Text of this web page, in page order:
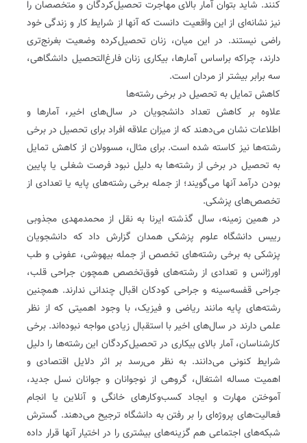
کنند. شاید بتوان آمار بالای مهاجرت تحصیل‌کردگان و متخصصان را
نیز نشانه‌ای از این واقعیت دانست که آنها از شرایط کار و زندگی خود
راضی نیستند. در این میان، زنان تحصیل‌کرده وضعیت بغرنج‌تری
دارند، چراکه براساس آمارها، بیکاری زنان فارغ‌التحصیل دانشگاهی،
سه برابر بیشتر از مردان است.
کاهش تمایل به تحصیل در برخی رشته‌ها
علاوه بر کاهش تعداد دانشجویان در سال‌های اخیر، آمارها و
اطلاعات نشان می‌دهند که از میزان علاقه افراد برای تحصیل در برخی
رشته‌ها نیز کاسته شده‌ است. برای مثال، مسوولان از کاهش تمایل
به تحصیل در برخی از رشته‌ها به دلیل نبود فرصت شغلی یا پایین
بودن درآمد آنها می‌گویند؛ از جمله برخی رشته‌های پایه یا تعدادی از
تخصص‌های پزشکی.
در همین زمینه، سال گذشته ایرنا به نقل از محمد‌مهدی مجذوبی
رییس دانشگاه علوم پزشکی همدان گزارش داد که دانشجویان
پزشکی به برخی رشته‌های تخصص‌ از جمله بیهوشی، عفونی و طب
اورژانس و تعدادی از رشته‌های فوق‌تخصص همچون جراحی قلب،
جراحی قفسه‌سینه و جراحی کودکان اقبال چندانی ندارند. همچنین
رشته‌های پایه مانند ریاضی و فیزیک، با وجود اهمیتی که از نظر
علمی دارند در سال‌های اخیر با استقبال زیادی مواجه نبوده‌اند. برخی
کارشناسان، آمار بالای بیکاری در تحصیل‌کردگان این رشته‌ها را دلیل
شرایط کنونی می‌دانند. به نظر می‌رسد بر اثر دلایل اقتصادی و
اهمیت مساله اشتغال، گروهی از نوجوانان و جوانان نسل جدید،
آموختن مهارت و ایجاد کسب‌و‌کارهای خانگی و آنلاین یا انجام
فعالیت‌های پروژه‌ای را بر رفتن به دانشگاه ترجیح می‌دهند. گسترش
شبکه‌های اجتماعی هم گزینه‌های بیشتری را در اختیار آنها قرار داده